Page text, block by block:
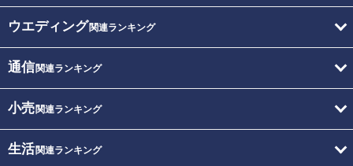
ウエディング関連ランキング
通信関連ランキング
小売関連ランキング
生活関連ランキング